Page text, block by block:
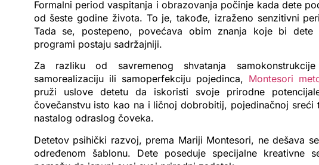
Formalni period vaspitanja i obrazovanja počinje kada dete
od šeste godine života. To je, takođe, izraženo senzitivni
Tada se, postepeno, povećava obim znanja koje bi
programi postaju sadržajniji.
Za razliku od savremenog shvatanja
samorealizaciju ili samoperfekciju pojedinca, Montesori
pruži uslove detetu da iskoristi svoje prirodne
čovečanstvu isto kao na i ličnoj dobrobitij, pojedinačnoj sreći
nastalog odraslog čoveka.
Detetov psihički razvoj, prema Mariji Montesori, ne dešava
određenom šablonu. Dete poseduje specijalne kreativne